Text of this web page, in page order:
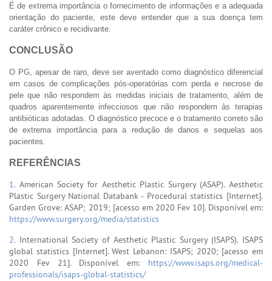
É de extrema importância o fornecimento de informações e a adequada
orientação do paciente, este deve entender que a sua doença tem
caráter crônico e recidivante.
CONCLUSÃO
O PG, apesar de raro, deve ser aventado como diagnóstico diferencial
em casos de complicações pós-operatórias com perda e necrose de
pele que não respondem às medidas iniciais de tratamento, além de
quadros aparentemente infecciosos que não respondem às terapias
antibióticas adotadas. O diagnóstico precoce e o tratamento correto são
de extrema importância para a redução de danos e sequelas aos
pacientes.
REFERÊNCIAS
1. American Society for Aesthetic Plastic Surgery (ASAP). Aesthetic
Plastic Surgery National Databank - Procedural statistics [Internet].
Garden Grove: ASAP; 2019; [acesso em 2020 Fev 10]. Disponível em:
https://www.surgery.org/media/statistics
2. International Society of Aesthetic Plastic Surgery (ISAPS). ISAPS
global statistics [Internet]. West Lebanon: ISAPS; 2020; [acesso em
2020 Fev 21]. Disponível em: https://www.isaps.org/medical-
professionals/isaps-global-statistics/